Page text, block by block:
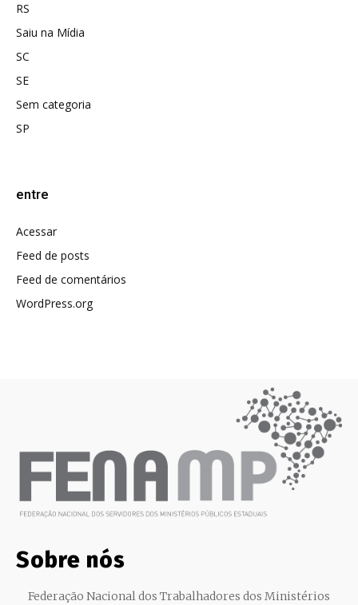
RS
Saiu na Mídia
SC
SE
Sem categoria
SP
entre
Acessar
Feed de posts
Feed de comentários
WordPress.org
Sobre nós
Federação Nacional dos Trabalhadores dos Ministérios